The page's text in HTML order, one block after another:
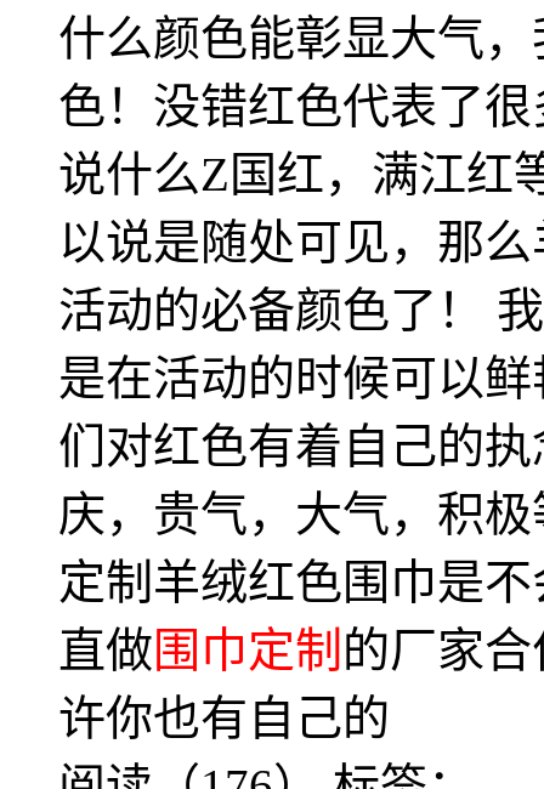
什么颜色能彰显大气
色！没错红色代表了
说什么Z国红，满江红
以说是随处可见，那
活动的必备颜色了！
是在活动的时候可以
们对红色有着自己的
庆，贵气，大气，积
定制羊绒红色围巾是
直做围巾定制 的厂家
许你也有自己的